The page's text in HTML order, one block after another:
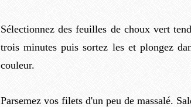
Sélectionnez des feuilles de choux vert
trois minutes puis sortez les et plongez
couleur.
Parsemez vos filets d'un peu de massalé.